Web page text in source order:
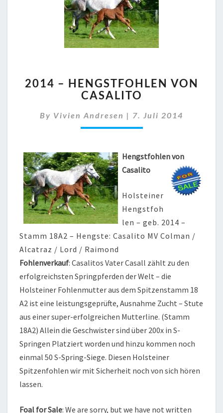
–
HENGSTFOHLEN
CASALITO
2014 – HENGSTFOHLEN VON
CASALITO
By Vivien Andresen | 7. Juli 2014
Hengstfohlen von
Casalito
Holsteiner
Hengstfoh
len – geb. 2014 –
Stamm 18A2 – Hengste: Casalito MV Colman /
Alcatraz / Lord / Raimond
Fohlenverkauf: Casalitos Vater Casall zählt zu den
erfolgreichsten Springpferden der Welt – die
Holsteiner Fohlenmutter aus dem Spitzenstamm 18
A2 ist eine leistungsgeprüfte, Ausnahme Zucht – Stute
aus einer super-erfolgreichen Mutterline. (Stamm
18A2) Allein die Geschwister sind über 200x in S-
Springen Platziert worden und hinzu kommen noch
einmal 50 S-Spring-Siege. Diesen Holsteiner
Spitzenfohlen wir mit Sicherheit noch von sich hören
lassen.
Foal for Sale: We are sorry, but we have not written